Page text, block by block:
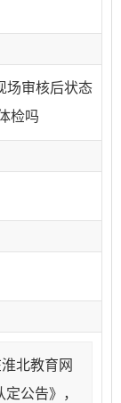
场审核后状态
检吗
北教育网
公告》，